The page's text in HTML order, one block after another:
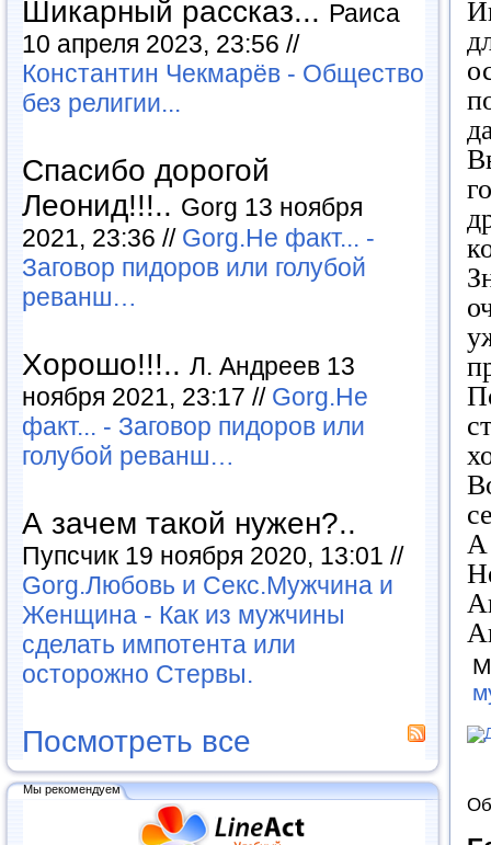
Шикарный рассказ... Раиса
10 апреля 2023, 23:56 //
Константин Чекмарёв - Общество
без религии...
Спасибо дорогой
Леонид!!!.. Gorg 13 ноября
2021, 23:36 // Gorg.Не факт... -
Заговор пидоров или голубой
реванш…
Хорошо!!!.. Л. Андреев 13
ноября 2021, 23:17 // Gorg.Не
факт... - Заговор пидоров или
голубой реванш…
А зачем такой нужен?..
Пупсчик 19 ноября 2020, 13:01 //
Gorg.Любовь и Секс.Мужчина и
Женщина - Как из мужчины
сделать импотента или
осторожно Стервы.
Посмотреть все
Мы рекомендуем